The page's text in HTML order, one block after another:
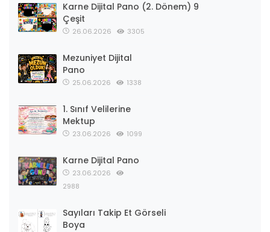
Karne Dijital Pano (2. Dönem) 9
Çeşit
26.06.2026 3305
Mezuniyet Dijital
Pano
25.06.2026 1338
1. Sınıf Velilerine
Mektup
23.06.2026 1099
Karne Dijital Pano
23.06.2026
2988
Sayıları Takip Et Görseli
Boya